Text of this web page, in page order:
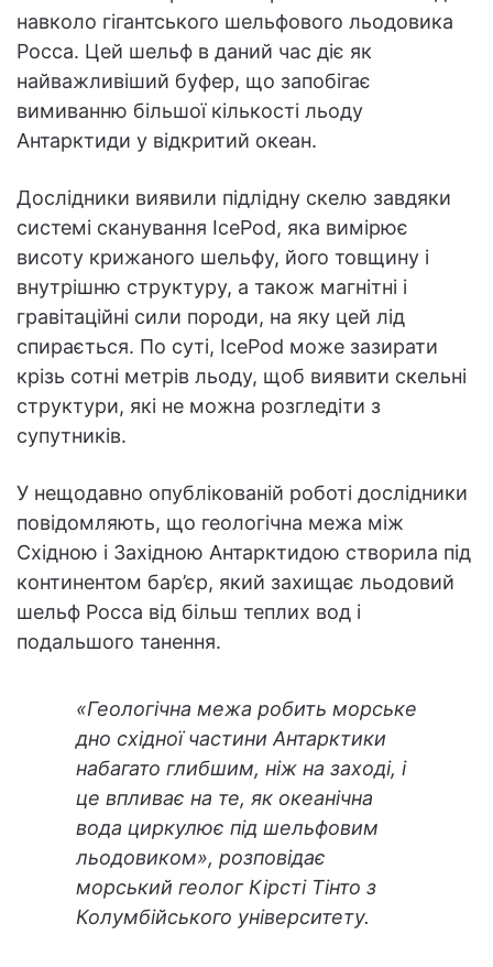
навколо гігантського шельфового льодовика
Росса. Цей шельф в даний час діє як
найважливіший буфер, що запобігає
вимиванню більшої кількості льоду
Антарктиди у відкритий океан.
Дослідники виявили підлідну скелю завдяки
системі сканування IcePod, яка вимірює
висоту крижаного шельфу, його товщину і
внутрішню структуру, а також магнітні і
гравітаційні сили породи, на яку цей лід
спирається. По суті, IcePod може зазирати
крізь сотні метрів льоду, щоб виявити скельні
структури, які не можна розгледіти з
супутників.
У нещодавно опублікованій роботі дослідники
повідомляють, що геологічна межа між
Східною і Західною Антарктидою створила під
континентом бар’єр, який захищає льодовий
шельф Росса від більш теплих вод і
подальшого танення.
«Геологічна межа робить морське
дно східної частини Антарктики
набагато глибшим, ніж на заході, і
це впливає на те, як океанічна
вода циркулює під шельфовим
льодовиком», розповідає
морський геолог Кірсті Тінто з
Колумбійського університету.